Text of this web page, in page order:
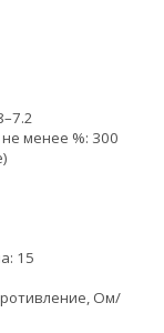
менее %: 300
15
Ом/